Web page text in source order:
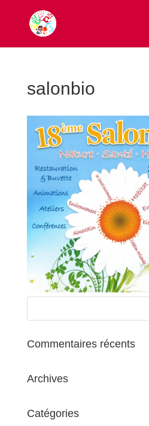
salonbio
Commentaires récents
Archives
Catégories